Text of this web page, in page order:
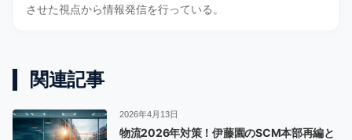
させた視点から情報発信を行っている。
関連記事
2026年4月13日
物流2026年対策！伊藤園のSCM本部再編と